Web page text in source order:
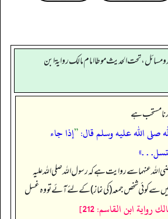
و مسائل، تحت الحديث موطا امام مالك رواية ابن
مستحب ہے
صلى الله عليه وسلم قال:”إذا جاء
. .»
اللہ عنہما سے روایت ہے کہ رسول اللہ صلی اللہ علیہ
سے کوئی شخص جمعہ (کی نماز) کے لئے آئے تو وہ غسل
رواية ابن القاسم: 212]